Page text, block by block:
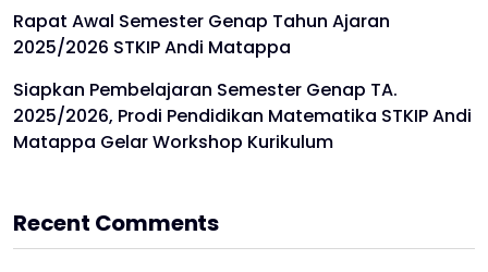
Rapat Awal Semester Genap Tahun Ajaran
2025/2026 STKIP Andi Matappa
Siapkan Pembelajaran Semester Genap TA.
2025/2026, Prodi Pendidikan Matematika STKIP Andi
Matappa Gelar Workshop Kurikulum
Recent Comments